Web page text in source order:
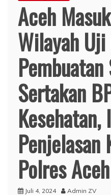
Aceh
Wilayah Uji
Sertakan
Kesehatan,
Penjelasan
Polres
Juli 4, 2024 Admin ZV